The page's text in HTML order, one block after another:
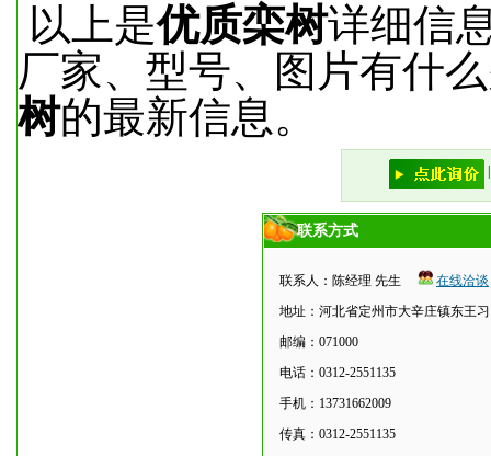
以上是优质栾树详细信
厂家、型号、图片有什
树的最新信息。
联系方式
联系人：陈经理 先生
在线洽谈
地址：河北省定州市大辛庄镇东王习
邮编：071000
电话：0312-2551135
手机：13731662009
传真：0312-2551135